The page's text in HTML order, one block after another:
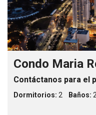
Condo Maria
Contáctanos para el
Dormitorios: 2 Baños: